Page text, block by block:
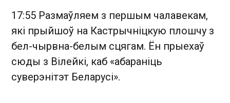
17:55 Размаўляем з першым чалавекам,
які прыйшоў на Кастрычніцкую плошчу з
бел-чырвна-белым сцягам. Ён прыехаў
сюды з Вілейкі, каб «абараніць
суверэнітэт Беларусі».